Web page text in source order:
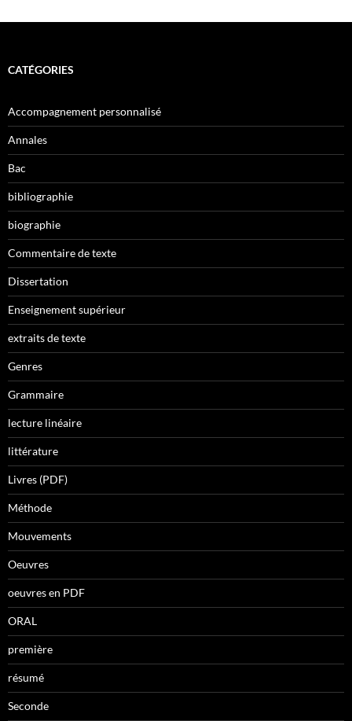
CATÉGORIES
Accompagnement personnalisé
Annales
Bac
bibliographie
biographie
Commentaire de texte
Dissertation
Enseignement supérieur
extraits de texte
Genres
Grammaire
lecture linéaire
littérature
Livres (PDF)
Méthode
Mouvements
Oeuvres
oeuvres en PDF
ORAL
première
résumé
Seconde